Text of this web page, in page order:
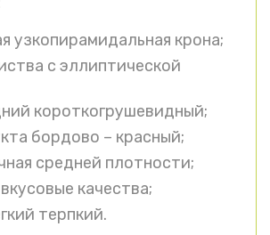
узкопирамидальная крона;
с эллиптической
короткогрушевидный;
бордово – красный;
средней плотности;
качества;
терпкий.